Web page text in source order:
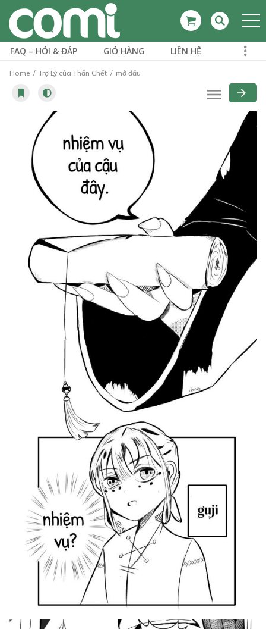
FAQ – HỎI & ĐÁP GIỎ HÀNG LIÊN HỆ
Home Trợ Lý của Thần Chết mở đầu